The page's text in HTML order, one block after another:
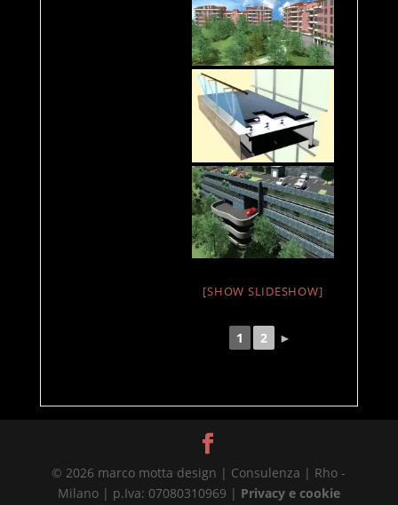
[SHOW SLIDESHOW]
1 2 ►
© 2026 marco motta design | Consulenza | Rho -
Milano | p.Iva: 07080310969 | Privacy e cookie